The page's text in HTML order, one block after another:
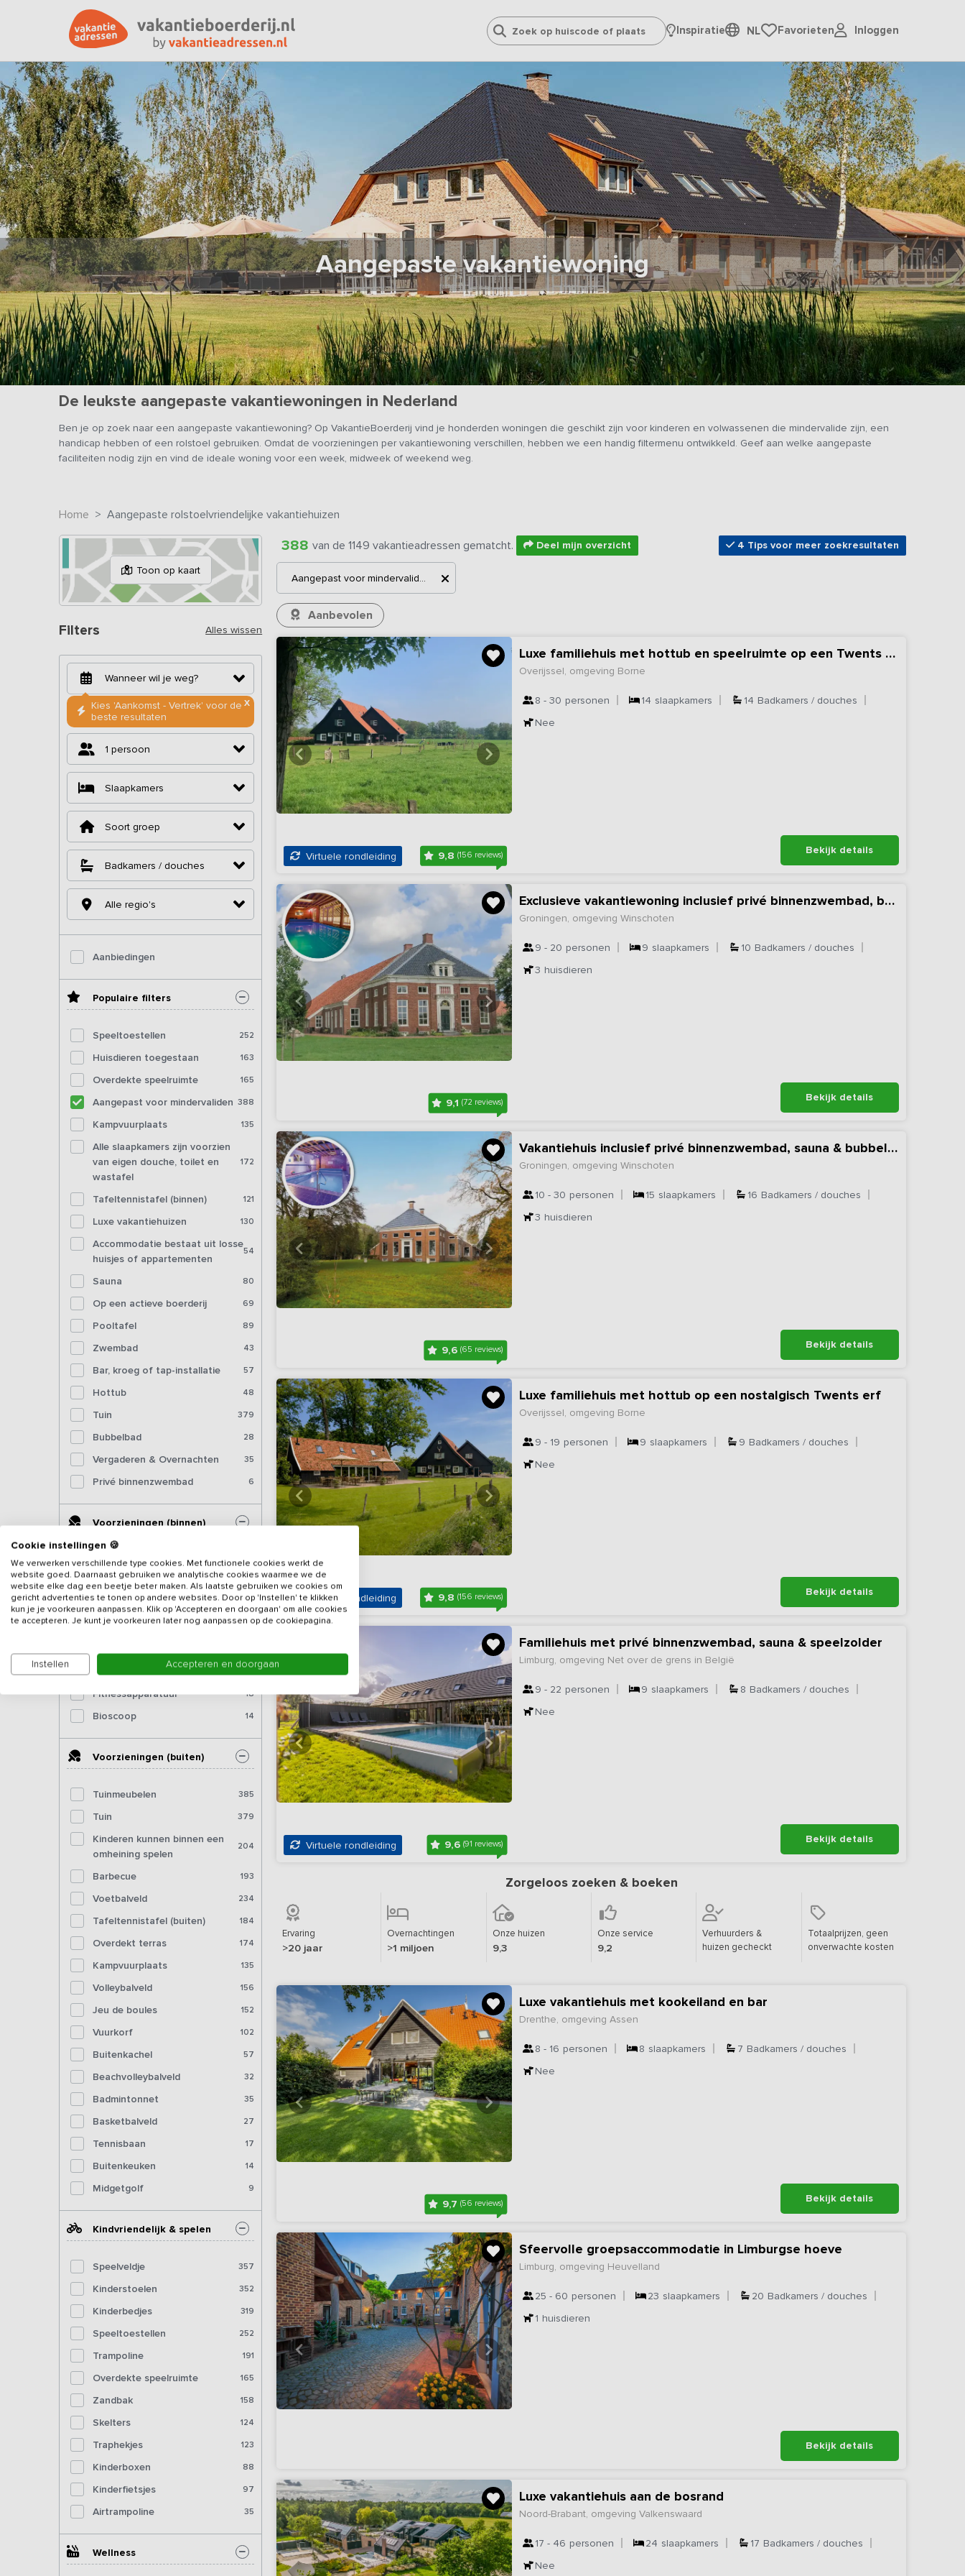
Inspiratie NL Favorieten Inloggen
Aangepaste vakantiewoning
De leukste aangepaste vakantiewoningen in Nederland
Ben je op zoek naar een aangepaste vakantiewoning? Op VakantieBoerderij vind je honderden woningen die geschikt zijn voor kinderen en volwassenen die mindervalide zijn, een
handicap hebben of een rolstoel gebruiken. Omdat de voorzieningen per vakantiewoning verschillen, hebben we een handig filtermenu ontwikkeld. Geef aan welke aangepaste
faciliteiten nodig zijn en vind de ideale woning voor een week, midweek of weekend weg.
Home Aangepaste rolstoelvriendelijke vakantiehuizen
Toon op kaart
Filters Alles wissen
X
Kies 'Aankomst - Vertrek' voor de
beste resultaten
1 persoon
Slaapkamers
Soort groep
Badkamers / douches
Alle regio's
Aanbiedingen
Populaire filters
Speeltoestellen 252
Huisdieren toegestaan 163
Overdekte speelruimte 165
Aangepast voor mindervaliden 388
Kampvuurplaats 135
Alle slaapkamers zijn voorzien
van eigen douche, toilet en
wastafel
172
Tafeltennistafel (binnen) 121
Luxe vakantiehuizen 130
Accommodatie bestaat uit losse
huisjes of appartementen
54
Sauna 80
Op een actieve boerderij 69
Pooltafel 89
Zwembad 43
Bar, kroeg of tap-installatie 57
Hottub 48
Tuin 379
Bubbelbad 28
Vergaderen & Overnachten 35
Privé binnenzwembad 6
Voorzieningen (binnen)
Sjoelbak 238
Tafelvoetbal 177
Tafeltennistafel (binnen) 121
Dartbord 136
Biljart 40
Fitnessapparatuur 18
Bioscoop 14
Voorzieningen (buiten)
Tuinmeubelen 385
Tuin 379
Kinderen kunnen binnen een
omheining spelen
204
Barbecue 193
Voetbalveld 234
Tafeltennistafel (buiten) 184
Overdekt terras 174
Kampvuurplaats 135
Volleybalveld 156
Jeu de boules 152
Vuurkorf 102
Buitenkachel 57
Beachvolleybalveld 32
Badmintonnet 35
Basketbalveld 27
Tennisbaan 17
Buitenkeuken 14
Midgetgolf 9
Kindvriendelijk & spelen
Speelveldje 357
Kinderstoelen 352
Kinderbedjes 319
Speeltoestellen 252
Trampoline 191
Overdekte speelruimte 165
Zandbak 158
Skelters 124
Traphekjes 123
Kinderboxen 88
Kinderfietsjes 97
Airtrampoline 35
Wellness
388 van de 1149 vakantieadressen gematcht. Deel mijn overzicht 4 Tips voor meer zoekresultaten
Aangepast voor mindervaliden
Aanbevolen
Virtuele rondleiding 9,8 (156 reviews)
Luxe familiehuis met hottub en speelruimte op een Twents erf
Overijssel, omgeving Borne
8 - 30 personen 14 slaapkamers 14 Badkamers / douches
Nee
Bekijk details
9,1(72 reviews)
Exclusieve vakantiewoning inclusief privé binnenzwembad, bubbelbad & sauna
Groningen, omgeving Winschoten
9 - 20 personen 9 slaapkamers 10 Badkamers / douches
3 huisdieren
Bekijk details
9,6(65 reviews)
Vakantiehuis inclusief privé binnenzwembad, sauna & bubbelbad
Groningen, omgeving Winschoten
10 - 30 personen 15 slaapkamers 16 Badkamers / douches
3 huisdieren
Bekijk details
Virtuele rondleiding 9,8 (156 reviews)
Luxe familiehuis met hottub op een nostalgisch Twents erf
Overijssel, omgeving Borne
9 - 19 personen 9 slaapkamers 9 Badkamers / douches
Nee
Bekijk details
Virtuele rondleiding 9,6(91 reviews)
Familiehuis met privé binnenzwembad, sauna & speelzolder
Limburg, omgeving Net over de grens in België
9 - 22 personen 9 slaapkamers 8 Badkamers / douches
Nee
Bekijk details
Zorgeloos zoeken & boeken
Ervaring
>20 jaar
Overnachtingen
>1 miljoen
Onze huizen
9,3
Onze service
9,2
Verhuurders &
huizen gecheckt
Totaalprijzen, geen
onverwachte kosten
9,7(56 reviews)
Luxe vakantiehuis met kookeiland en bar
Drenthe, omgeving Assen
8 - 16 personen 8 slaapkamers 7 Badkamers / douches
Nee
Bekijk details
Sfeervolle groepsaccommodatie in Limburgse hoeve
Limburg, omgeving Heuvelland
25 - 60 personen 23 slaapkamers 20 Badkamers / douches
1 huisdieren
Bekijk details
Luxe vakantiehuis aan de bosrand
Noord-Brabant, omgeving Valkenswaard
17 - 46 personen 24 slaapkamers 17 Badkamers / douches
Nee
Cookie instellingen 🍪
We verwerken verschillende type cookies. Met functionele cookies werkt de
website goed. Daarnaast gebruiken we analytische cookies waarmee we de
website elke dag een beetje beter maken. Als laatste gebruiken we cookies om
gericht advertenties te tonen op andere websites. Door op 'Instellen' te klikken
kun je je voorkeuren aanpassen. Klik op 'Accepteren en doorgaan' om alle cookies
te accepteren. Je kunt je voorkeuren later nog aanpassen op de cookiepagina.
Instellen Accepteren en doorgaan